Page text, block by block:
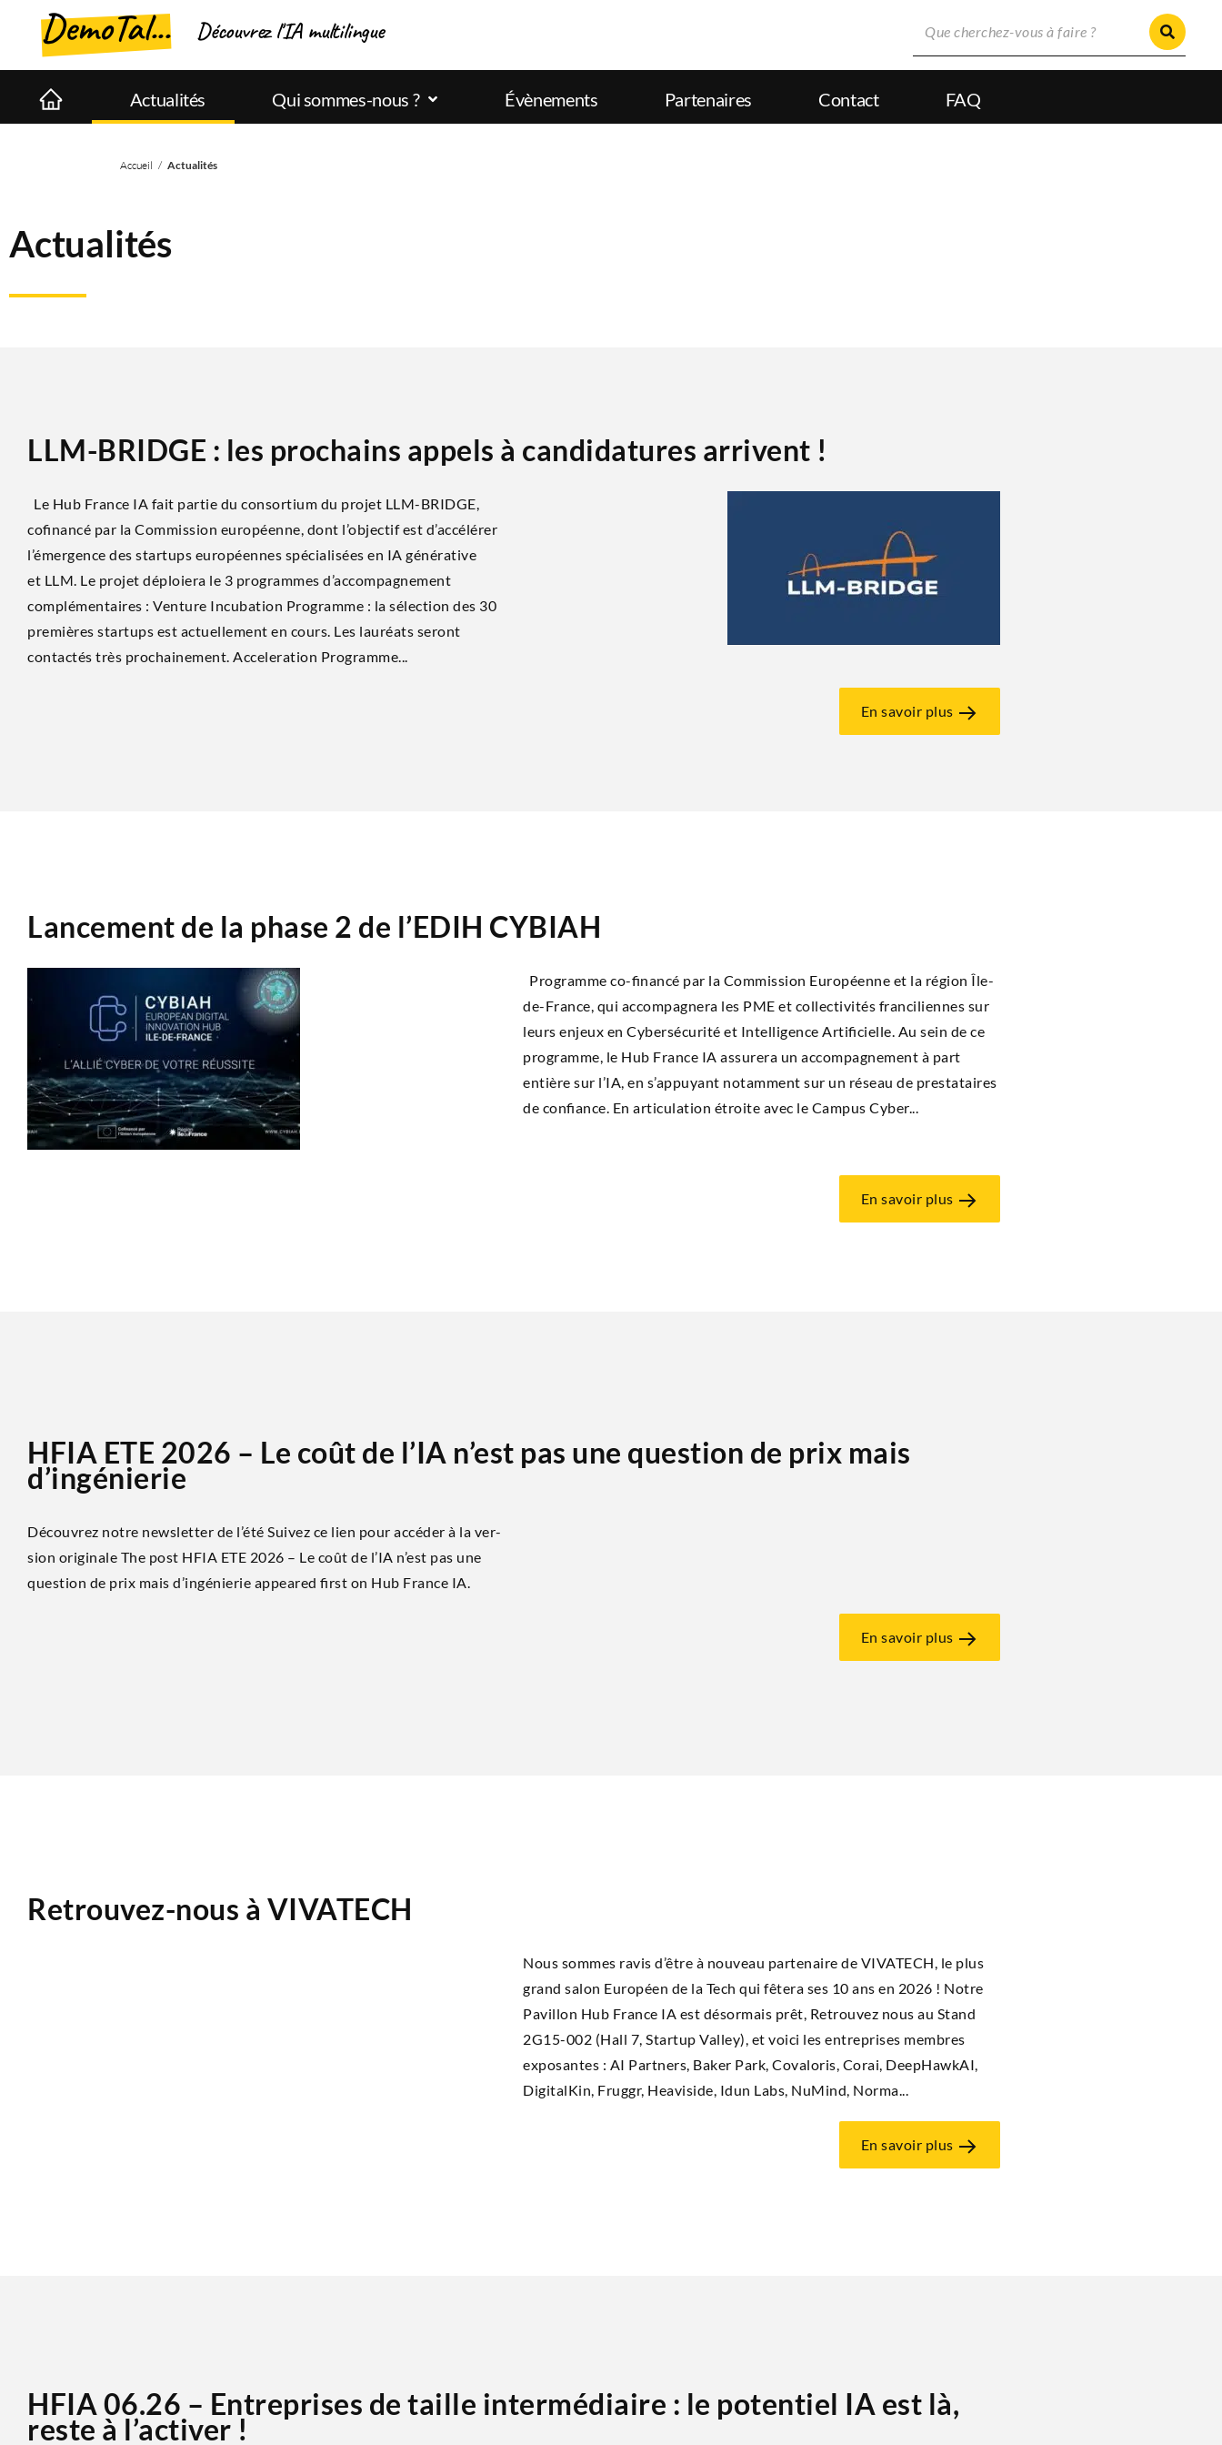
DemoTal... Découvrez l'IA multilingue
Actualités Qui sommes-nous ? Évènements Partenaires Contact FAQ
Accueil / Actualités
Actualités
LLM-BRIDGE : les prochains appels à candidatures arrivent !
Le Hub France IA fait par­tie du consor­tium du pro­jet LLM-BRIDGE,
cofi­nan­cé par la Com­mis­sion euro­péenne, dont l’objectif est d’accélérer
l’émergence des star­tups euro­péennes spé­cia­li­sées en IA géné­ra­tive
et LLM. Le pro­jet déploie­ra le 3 pro­grammes d’accompagnement
complémentaires : Ven­ture Incu­ba­tion Pro­gramme : la sélec­tion des 30
pre­mières star­tups est actuel­le­ment en cours. Les lau­réats seront
contac­tés très prochainement. Acce­le­ra­tion Pro­gramme...
En savoir plus
Lancement de la phase 2 de l’EDIH CYBIAH
Pro­gramme co-finan­cé par la Com­mis­sion Euro­péenne et la région Île-
de-France, qui accom­pa­gne­ra les PME et col­lec­ti­vi­tés fran­ci­liennes sur
leurs enjeux en Cyber­sé­cu­ri­té et Intel­li­gence Arti­fi­cielle. Au sein de ce
pro­gramme, le Hub France IA assu­re­ra un accom­pa­gne­ment à part
entière sur l’IA, en s’appuyant notam­ment sur un réseau de pres­ta­taires
de confiance. En arti­cu­la­tion étroite avec le Cam­pus Cyber...
En savoir plus
HFIA ETE 2026 – Le coût de l’IA n’est pas une question de prix mais
d’ingénierie
Découvrez notre newsletter de l’été Sui­vez ce lien pour accé­der à la ver­
sion ori­gi­nale The post HFIA ETE 2026 – Le coût de l’IA n’est pas une
ques­tion de prix mais d’ingénierie appea­red first on Hub France IA.
En savoir plus
Retrouvez-nous à VIVATECH
Nous sommes ravis d’être à nou­veau par­te­naire de VIVATECH, le plus
grand salon Euro­péen de la Tech qui fête­ra ses 10 ans en 2026 ! Notre
Pavillon Hub France IA est désor­mais prêt, Retrou­vez nous au Stand
2G15-002 (Hall 7, Star­tup Val­ley), et voi­ci les entre­prises membres
exposantes : AI Part­ners, Baker Park, Cova­lo­ris, Corai, Dee­pHaw­kAI,
Digi­tal­Kin, Frug­gr, Hea­vi­side, Idun Labs, NuMind, Nor­ma...
En savoir plus
HFIA 06.26 – Entreprises de taille intermédiaire : le potentiel IA est là,
reste à l’activer !